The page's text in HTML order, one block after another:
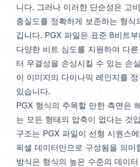
니다. 그러나 이러한 단순성은 고
충실도를 정확하게 보존하는 형식
깁니다. PGX 파일은 표준 8비트
다양한 비트 심도를 지원하여 다
터 무결성을 손상시킬 수 있는 손
이 이미지의 다이나믹 레인지를
있습니다.
PGX 형식의 주목할 만한 측면은
는 모든 형태의 압축이 없다는 것
구조는 PGX 파일이 선형 시퀀스
픽셀 데이터만으로 구성됨을 의미
방식은 형식의 높은 수준의 데이